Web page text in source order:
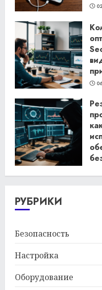
РУБРИКИ
Безопасность
Настройка
Оборудование